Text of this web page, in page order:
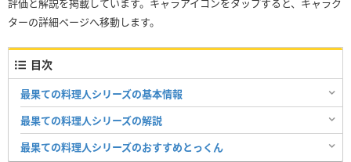
評価と解説を掲載しています。キャラアイコンをタップすると、キャラク
ターの詳細ページへ移動します。
目次
最果ての料理人シリーズの基本情報
最果ての料理人シリーズの解説
最果ての料理人シリーズのおすすめとっくん